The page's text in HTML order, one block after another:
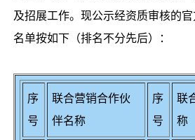
及招展工作。现公示经资质审核的
名单按如下（排名不分先后）：
序
号
联合营销合作伙
伴名称
序
号
联
称